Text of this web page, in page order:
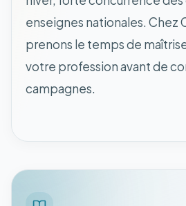
enseignes nationales. Chez
prenons le temps de
votre profession avant de
campagnes.